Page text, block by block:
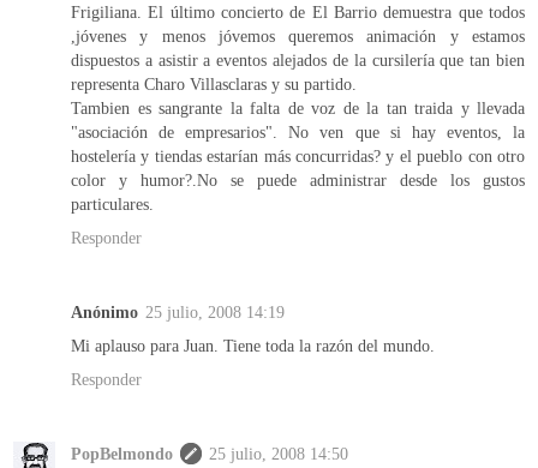
Frigiliana. El último concierto de El Barrio demuestra que todos
,jóvenes y menos jóvemos queremos animación y estamos
dispuestos a asistir a eventos alejados de la cursilería que tan bien
representa Charo Villasclaras y su partido.
Tambien es sangrante la falta de voz de la tan traida y llevada
"asociación de empresarios". No ven que si hay eventos, la
hostelería y tiendas estarían más concurridas? y el pueblo con otro
color y humor?.No se puede administrar desde los gustos
particulares.
Responder
Anónimo 25 julio, 2008 14:19
Mi aplauso para Juan. Tiene toda la razón del mundo.
Responder
PopBelmondo
25 julio, 2008 14:50